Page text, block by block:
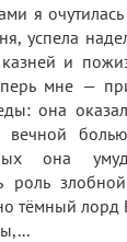
я очутилась
успела
и
мне —
она
она
роль
тёмный